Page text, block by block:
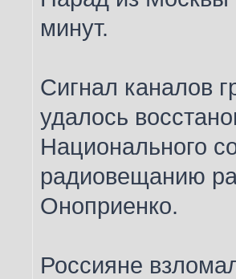
минут.
Сигнал каналов
удалось
Национального
радиовещанию
Оноприенко.
Россияне